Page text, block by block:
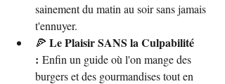
sainement du matin au soir sans jamais
t'ennuyer.
🍕 Le Plaisir SANS la Culpabilité
: Enfin un guide où l'on mange des
burgers et des gourmandises tout en